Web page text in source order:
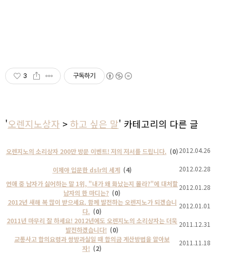
3 구독하기
'오렌지노상자 > 하고 싶은 말' 카테고리의 다른 글
오렌지노의 소리상자 200만 방문 이벤트! 저의 저서를 드립니다. (0)2012.04.26
이제야 입문한 dslr의 세계 (4)
2012.02.28
연애 중 남자가 싫어하는 말 1위, "내가 왜 화났는지 몰라?"에 대처할
남자의 한 마디는? (0)
2012.01.28
2012년 새해 복 많이 받으세요. 함께 발전하는 오렌지노가 되겠습니
다. (0)
2012.01.01
2011년 마무리 잘 하세요! 2012년에도 오렌지노의 소리상자는 더욱
발전하겠습니다! (0)
2011.12.31
교통사고 합의요령과 쌍방과실일 때 합의금 계산방법을 알아보
자! (2)
2011.11.18